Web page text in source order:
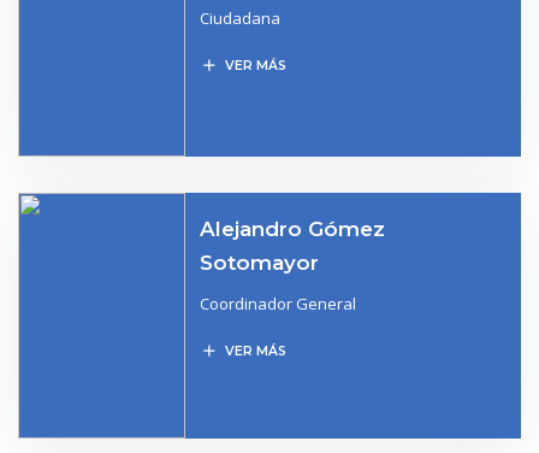
Ciudadana
add VER MÁS
Alejandro Gómez
Sotomayor
Coordinador General
add VER MÁS